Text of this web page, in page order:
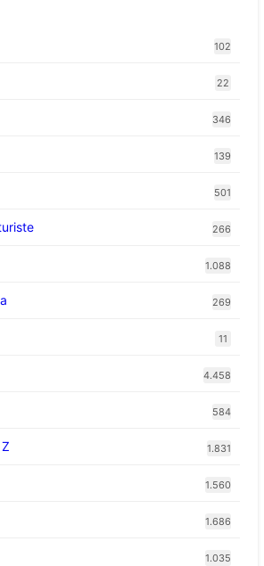
102
22
346
139
501
266
1.088
269
11
4.458
584
1.831
1.560
1.686
1.035